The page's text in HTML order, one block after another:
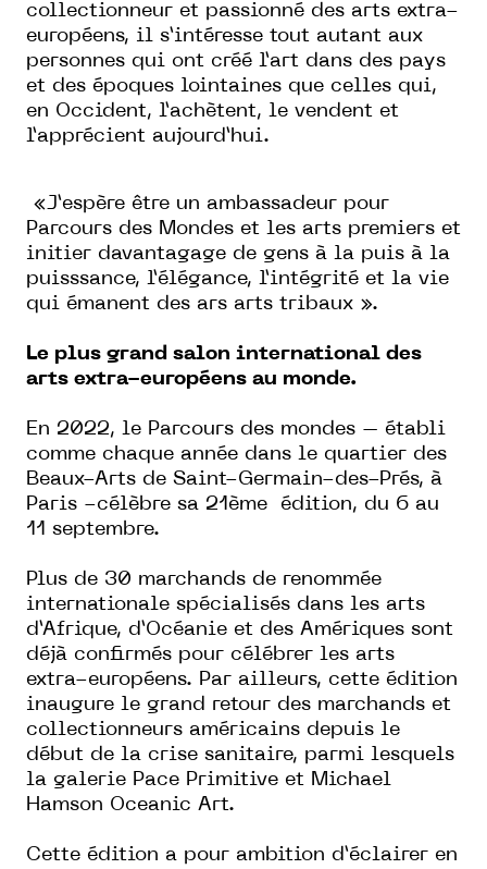
collectionneur et passionné des arts extra-
européens, il s’intéresse tout autant aux
personnes qui ont créé l’art dans des pays
et des époques lointaines que celles qui,
en Occident, l’achètent, le vendent et
l’apprécient aujourd’hui.
«J’espère être un ambassadeur pour
Parcours des Mondes et les arts premiers et
initier davantagage de gens à la puis à la
puisssance, l’élégance, l’intégrité et la vie
qui émanent des ars arts tribaux ».
Le plus grand salon international des
arts extra-européens au monde.
En 2022, le Parcours des mondes – établi
comme chaque année dans le quartier des
Beaux-Arts de Saint-Germain-des-Prés, à
Paris -célèbre sa 21ème édition, du 6 au
11 septembre.
Plus de 30 marchands de renommée
internationale spécialisés dans les arts
d’Afrique, d’Océanie et des Amériques sont
déjà confirmés pour célébrer les arts
extra-européens. Par ailleurs, cette édition
inaugure le grand retour des marchands et
collectionneurs américains depuis le
début de la crise sanitaire, parmi lesquels
la galerie Pace Primitive et Michael
Hamson Oceanic Art.
Cette édition a pour ambition d’éclairer en